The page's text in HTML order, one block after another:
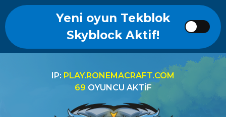
Yeni oyun Tekblok
Skyblock Aktif!
IP: PLAY.RONEMACRAFT.COM
69 OYUNCU AKTIF